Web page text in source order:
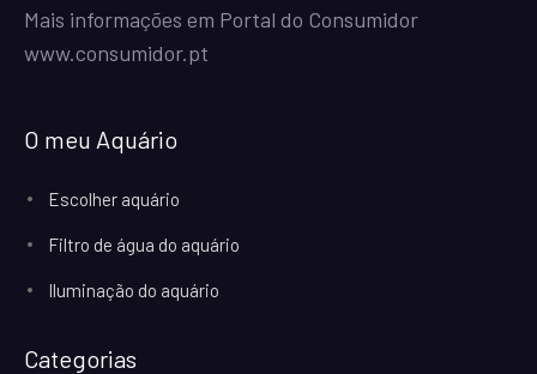
Mais informações em Portal do Consumidor
www.consumidor.pt
O meu Aquário
Escolher aquário
Filtro de água do aquário
Iluminação do aquário
Categorias